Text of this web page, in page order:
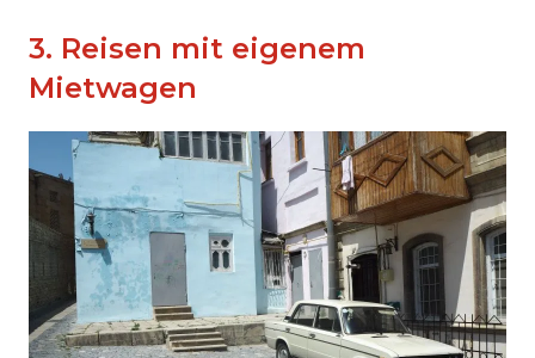
3. Reisen mit eigenem
Mietwagen